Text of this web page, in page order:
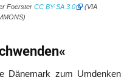
Foerster CC BY-SA 3.0
(VIA
Dänemark zum Umdenken